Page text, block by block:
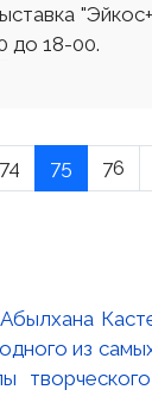
до 18-00.
74 75 76